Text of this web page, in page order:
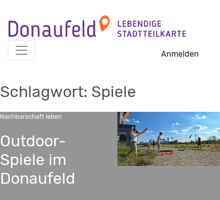
content
Anmelden
Schlagwort: Spiele
Nachbarschaft leben
Outdoor-
Spiele im
Donaufeld